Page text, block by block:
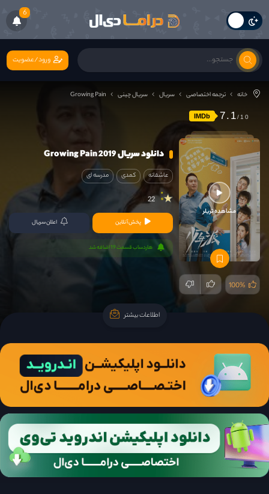
6
ورود/عضویت
خانه ترجمه اختصاصی سریال سریال چینی Growing Pain
IMDb 7.1
مشاهده تریلر
100%
دانلود سریال Growing Pain 2019
عاشقانه کمدی مدرسه ای
22
پخش آنلاین اعلان سریال
هاردساب قسمت 19 اضافه شد
اطلاعات بیشتر